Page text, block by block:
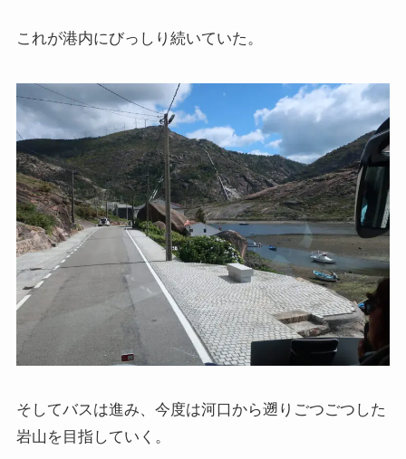
これが港内にびっしり続いていた。
そしてバスは進み、今度は河口から遡りごつごつした
岩山を目指していく。